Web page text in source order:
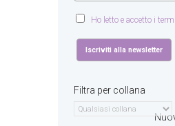
Ho letto e accetto i
Filtra per collana